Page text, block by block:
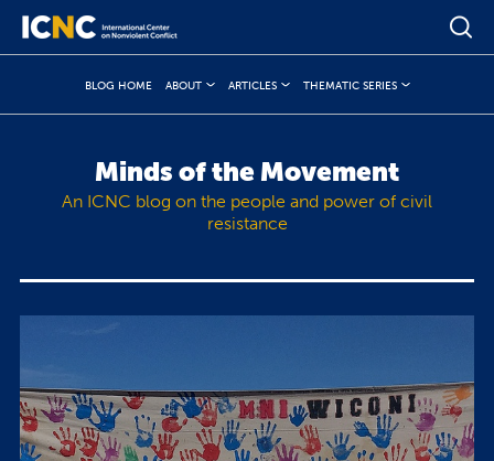
BLOG HOME ABOUT ARTICLES THEMATIC SERIES
Minds of the Movement
An ICNC blog on the people and power of civil
resistance